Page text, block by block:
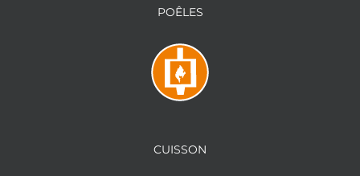
POÊLES
CUISSON